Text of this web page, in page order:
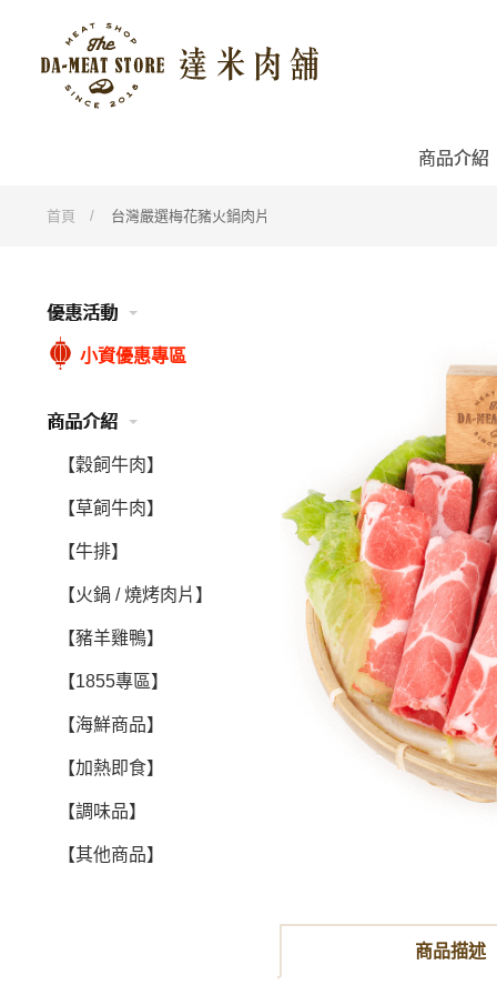
商品介紹
首頁 台灣嚴選梅花豬火鍋肉片
優惠活動
小資優惠專區
商品介紹
【穀飼牛肉】
【草飼牛肉】
【牛排】
【火鍋 / 燒烤肉片】
【豬羊雞鴨】
【1855專區】
【海鮮商品】
【加熱即食】
【調味品】
【其他商品】
商品描述